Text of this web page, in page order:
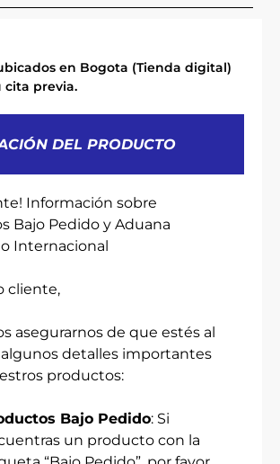
en Bogota (Tienda digital)
cita previa.
DEL PRODUCTO
Información sobre
Bajo Pedido y Aduana
Internacional
cliente,
asegurarnos de que estés al
detalles importantes
productos:
Bajo Pedido: Si
un producto con la